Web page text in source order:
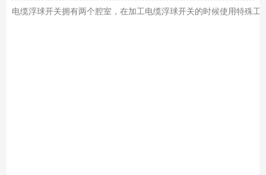
电缆浮球开关拥有两个腔室，在加工电缆浮球开关的时候使用特殊